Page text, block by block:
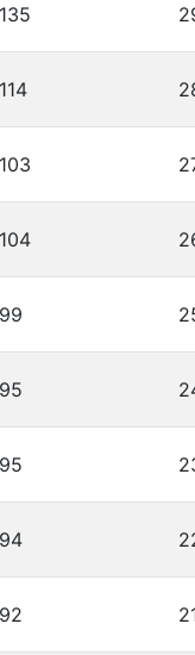
135
114
103
104
99
95
95
94
92